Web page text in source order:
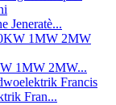
Jeneratè...
1MW 2MW...
Fran...